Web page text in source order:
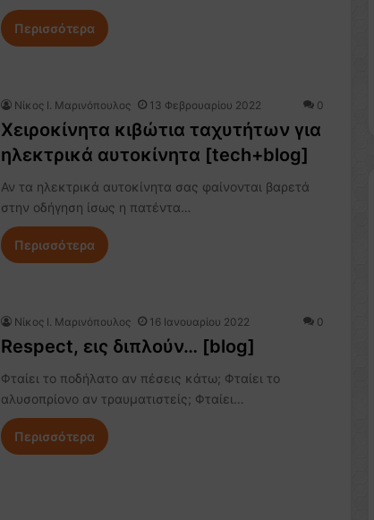
Περισσότερα
Nίκος Ι. Mαρινόπουλος 13 Φεβρουαρίου 2022 0
Χειροκίνητα κιβώτια ταχυτήτων για
ηλεκτρικά αυτοκίνητα [tech+blog]
Αν τα ηλεκτρικά αυτοκίνητα σας φαίνονται βαρετά
στην οδήγηση ίσως η πατέντα…
Περισσότερα
Nίκος Ι. Mαρινόπουλος 16 Ιανουαρίου 2022 0
Respect, εις διπλούν… [blog]
Φταίει το ποδήλατο αν πέσεις κάτω; Φταίει το
αλυσοπρίονο αν τραυματιστείς; Φταίει…
Περισσότερα